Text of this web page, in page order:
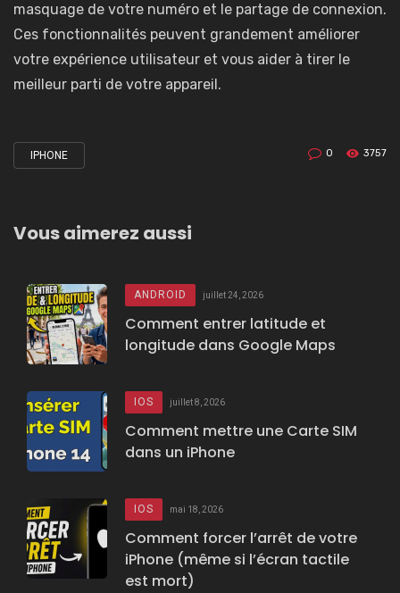
masquage de votre numéro et le partage de connexion.
Ces fonctionnalités peuvent grandement améliorer
votre expérience utilisateur et vous aider à tirer le
meilleur parti de votre appareil.
Tagged
IPHONE 0 3757
Vous aimerez aussi
ANDROID juillet 24, 2026
Comment entrer latitude et
longitude dans Google Maps
IOS juillet 8, 2026
Comment mettre une Carte SIM
dans un iPhone
IOS mai 18, 2026
Comment forcer l’arrêt de votre
iPhone (même si l’écran tactile
est mort)